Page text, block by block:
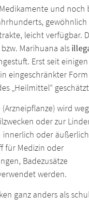
und noch
gewöhnlich
leicht verfügbar.
Marihuana als
Erst seit
eingeschränkter
„Heilmittel“
(Arzneipflanze) wird
oder zur
oder
für Medizin oder
Badezusätze
werden.
ganz anders als